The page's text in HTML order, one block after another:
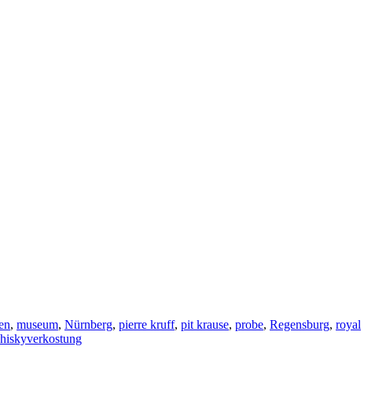
, museum, Nürnberg, pierre kruff, pit krause, probe, Regensburg, royal